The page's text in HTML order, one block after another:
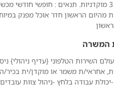
ישיר של 3 מוקדניות. תנאים : חופשי חודשי
מהיום הראשון חדר אוכל מפנק
המשרה
השירות הטלפוני {עדיף ניהולי}
אחראי/ת משמר או מוקדן/ית בכיר/
עבודה בלחץ -ניהול צוות